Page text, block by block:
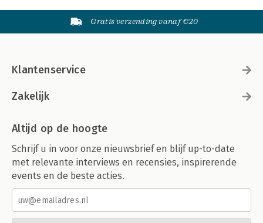
Gratis verzending vanaf €20
Klantenservice
Zakelijk
Altijd op de hoogte
Schrijf u in voor onze nieuwsbrief en blijf up-to-date
met relevante interviews en recensies, inspirerende
events en de beste acties.